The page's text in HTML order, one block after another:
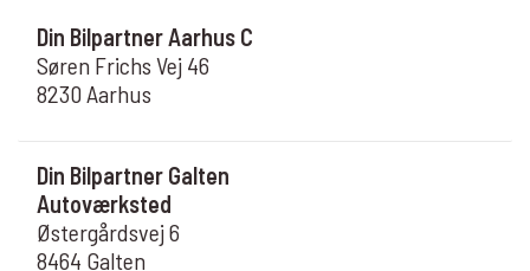
Din Bilpartner Aarhus C
Søren Frichs Vej 46
8230 Aarhus
Din Bilpartner Galten
Autoværksted
Østergårdsvej 6
8464 Galten